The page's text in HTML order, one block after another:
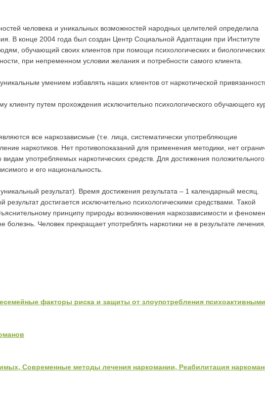
человека и уникальных возможностей народных целителей определила
В конце 2004 года был создан Центр Социальной Адаптации при Институте
обучающий своих клиентов при помощи психологических и биологических
при непременном условии желания и потребности самого клиента.
умением избавлять наших клиентов от наркотической
клиенту путем прохождения исключительно психологического обучающего
все наркозависмые (т.е. лица, систематически употребляющие
наркотиков. Нет противопоказаний для применения методики, нет
употребляемых наркотических средств. Для достижения положительного
и его национальность.
результат). Время достижения результата – 1 календарный месяц.
достигается исключительно психологическими средствами. Такой
принципу природы возникновения наркозависимости и
Человек прекращает употреблять наркотики не в результате
факторы риска и защиты от злоупотребления психоактивными
Современные методы лечения наркомании, Реабилитация